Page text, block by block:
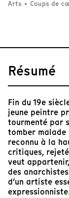
Arts • Coups de
Résumé
Fin du 19e
jeune peintre
tourmenté par
tomber
reconnu à la
critiques,
veut
des
d’un artiste